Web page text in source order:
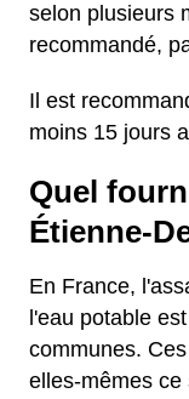
selon plusieurs
recommandé,
Il est
moins 15 jours
Quel
Étienne-
En France,
l'eau potable
communes.
elles-mêmes